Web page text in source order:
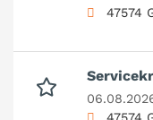
47574